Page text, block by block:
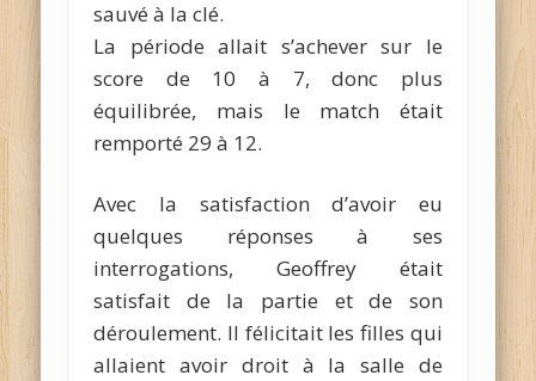
sauvé à la clé.
La période allait s’achever sur le
score de 10 à 7, donc plus
équilibrée, mais le match était
remporté 29 à 12.
Avec la satisfaction d’avoir eu
quelques réponses à ses
interrogations, Geoffrey était
satisfait de la partie et de son
déroulement. Il félicitait les filles qui
allaient avoir droit à la salle de